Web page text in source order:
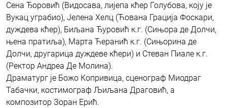
Сена Ђоровић (Видосава, лијепа кћер Голубова, коју је
Вукац уграбио), Јелена Хелц (Ћована Грација Фоскари,
дуждева кћер), Биљана Ђуровић к.г. (Сињора де Долчи,
њена пратиља), Марта Ћеранић к.г. (Сињорина де
Долчи, другарица дуждеве кћери) и Стеван Пиале к.г.
(Ректор Aндреа Де Молина).
Драматург је Божо Копривица, сценограф Миодраг
Табачки, костимограф Љиљана Драговић, а
композитор Зоран Ерић.